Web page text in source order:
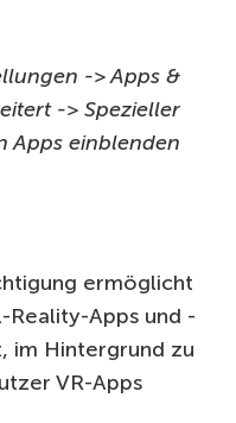
-> Apps &
-> Spezieller
Apps einblenden
ermöglicht
Reality-Apps und -
im Hintergrund zu
VR-Apps